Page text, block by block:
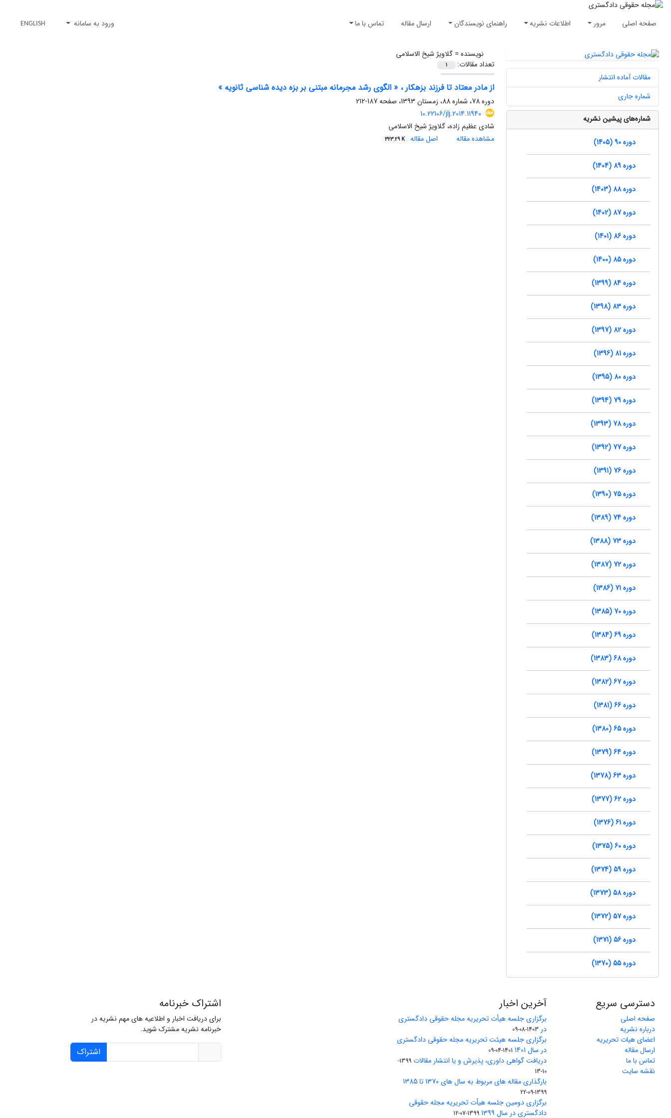
صفحه اصلی مرور اطلاعات نشریه راهنمای نویسندگان ارسال مقاله تماس با ما ورود به سامانه ENGLISH
نویسنده =گلاویژ شیخ الاسلامی
تعداد مقالات:
1
از مادر معتاد تا فرزند بزهکار ، « الگوی رشد مجرمانه مبتنی بر بزه دیده شناسی ثانویه »
دوره 78، شماره 88، زمستان 1393، صفحه
187-212
10.22106/jlj.2014.11940
شادی عظیم زاده، گلاویژ شیخ الاسلامی
مشاهده مقاله
اصل مقاله 323.29 K
مقالات آماده انتشار
شماره جاری
شماره‌های پیشین نشریه
دوره 90 (1405)
دوره 89 (1404)
دوره 88 (1403)
دوره 87 (1402)
دوره 86 (1401)
دوره 85 (1400)
دوره 84 (1399)
دوره 83 (1398)
دوره 82 (1397)
دوره 81 (1396)
دوره 80 (1395)
دوره 79 (1394)
دوره 78 (1393)
دوره 77 (1392)
دوره 76 (1391)
دوره 75 (1390)
دوره 74 (1389)
دوره 73 (1388)
دوره 72 (1387)
دوره 71 (1386)
دوره 70 (1385)
دوره 69 (1384)
دوره 68 (1383)
دوره 67 (1382)
دوره 66 (1381)
دوره 65 (1380)
دوره 64 (1379)
دوره 63 (1378)
دوره 62 (1377)
دوره 61 (1376)
دوره 60 (1375)
دوره 59 (1374)
دوره 58 (1373)
دوره 57 (1372)
دوره 56 (1371)
دوره 55 (1370)
دسترسی سریع
صفحه اصلی
درباره نشریه
اعضای هیات تحریریه
ارسال مقاله
تماس با ما
نقشه سایت
آخرین اخبار
برگزاری جلسه هیأت تحریریه مجله حقوقی دادگستری
در 1403-08-09
برگزاری جلسه هیئت تحریریه مجله حقوقی دادگستری
در سال 1401
1401-04-09
دریافت گواهی داوری، پذیرش و یا انتشار مقالات
1399-
10-13
بارگذاری مقاله های مربوط به سال های 1370 تا 1385
1399-09-22
برگزاری دومین جلسه هیأت تحریریه مجله حقوقی
دادگستری در سال 1399
1399-07-12
اشتراک خبرنامه
برای دریافت اخبار و اطلاعیه های مهم نشریه در
خبرنامه نشریه مشترک شوید.
اشتراک